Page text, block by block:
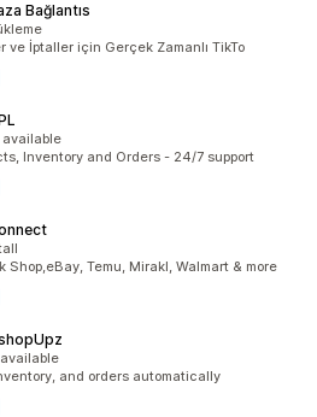
Bağlantıs
ve İptaller için Gerçek Zamanlı TikTo
available
Inventory and Orders - 24/7 support
Shop,eBay, Temu, Mirakl, Walmart & more
and orders automatically